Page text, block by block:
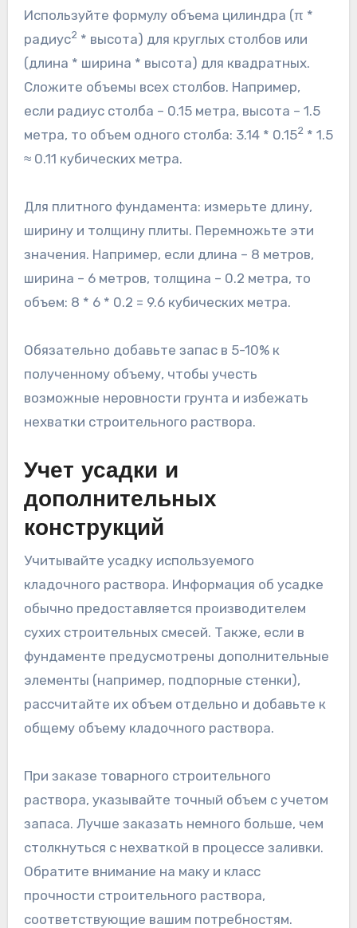
Используйте формулу объема цилиндра (π *
радиус2* высота) для круглых столбов или
(длина * ширина * высота) для квадратных.
Сложите объемы всех столбов. Например,
если радиус столба – 0.15 метра, высота – 1.5
метра, то объем одного столба: 3.14 * 0.152* 1.5
≈ 0.11 кубических метра.
Для плитного фундамента: измерьте длину,
ширину и толщину плиты. Перемножьте эти
значения. Например, если длина – 8 метров,
ширина – 6 метров, толщина – 0.2 метра, то
объем: 8 * 6 * 0.2 = 9.6 кубических метра.
Обязательно добавьте запас в 5-10% к
полученному объему, чтобы учесть
возможные неровности грунта и избежать
нехватки строительного раствора.
Учет усадки и
дополнительных
конструкций
Учитывайте усадку используемого
кладочного раствора. Информация об усадке
обычно предоставляется производителем
сухих строительных смесей. Также, если в
фундаменте предусмотрены дополнительные
элементы (например, подпорные стенки),
рассчитайте их объем отдельно и добавьте к
общему объему кладочного раствора.
При заказе товарного строительного
раствора, указывайте точный объем с учетом
запаса. Лучше заказать немного больше, чем
столкнуться с нехваткой в процессе заливки.
Обратите внимание на маку и класс
прочности строительного раствора,
соответствующие вашим потребностям.